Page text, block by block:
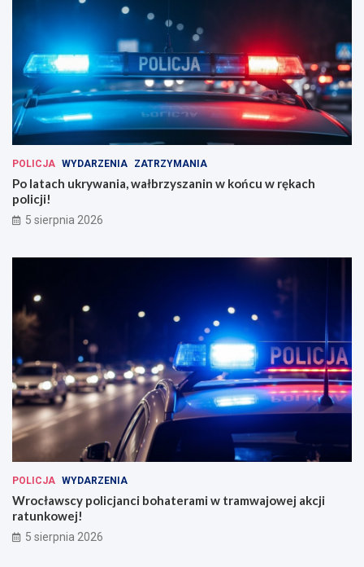
POLICJA WYDARZENIA ZATRZYMANIA
Po latach ukrywania, wałbrzyszanin w końcu w rękach
policji!
5 sierpnia 2026
POLICJA WYDARZENIA
Wrocławscy policjanci bohaterami w tramwajowej akcji
ratunkowej!
5 sierpnia 2026